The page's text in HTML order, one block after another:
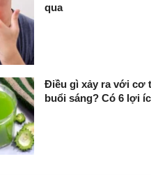
qua
Điều gì xảy ra với cơ
buổi sáng? Có 6 lợi